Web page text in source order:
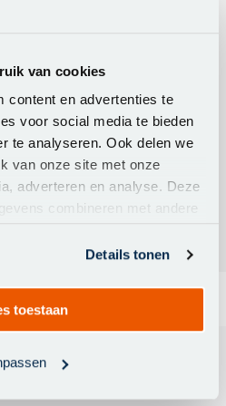
van cookies
content en advertenties te
voor social media te bieden
te analyseren. Ook delen we
van onze site met onze
adverteren en analyse. Deze
combineren met andere
gebruik van hun services.
Details tonen
toestaan
48 mm.
Light Grey
Aluminium
Ja
Polyester